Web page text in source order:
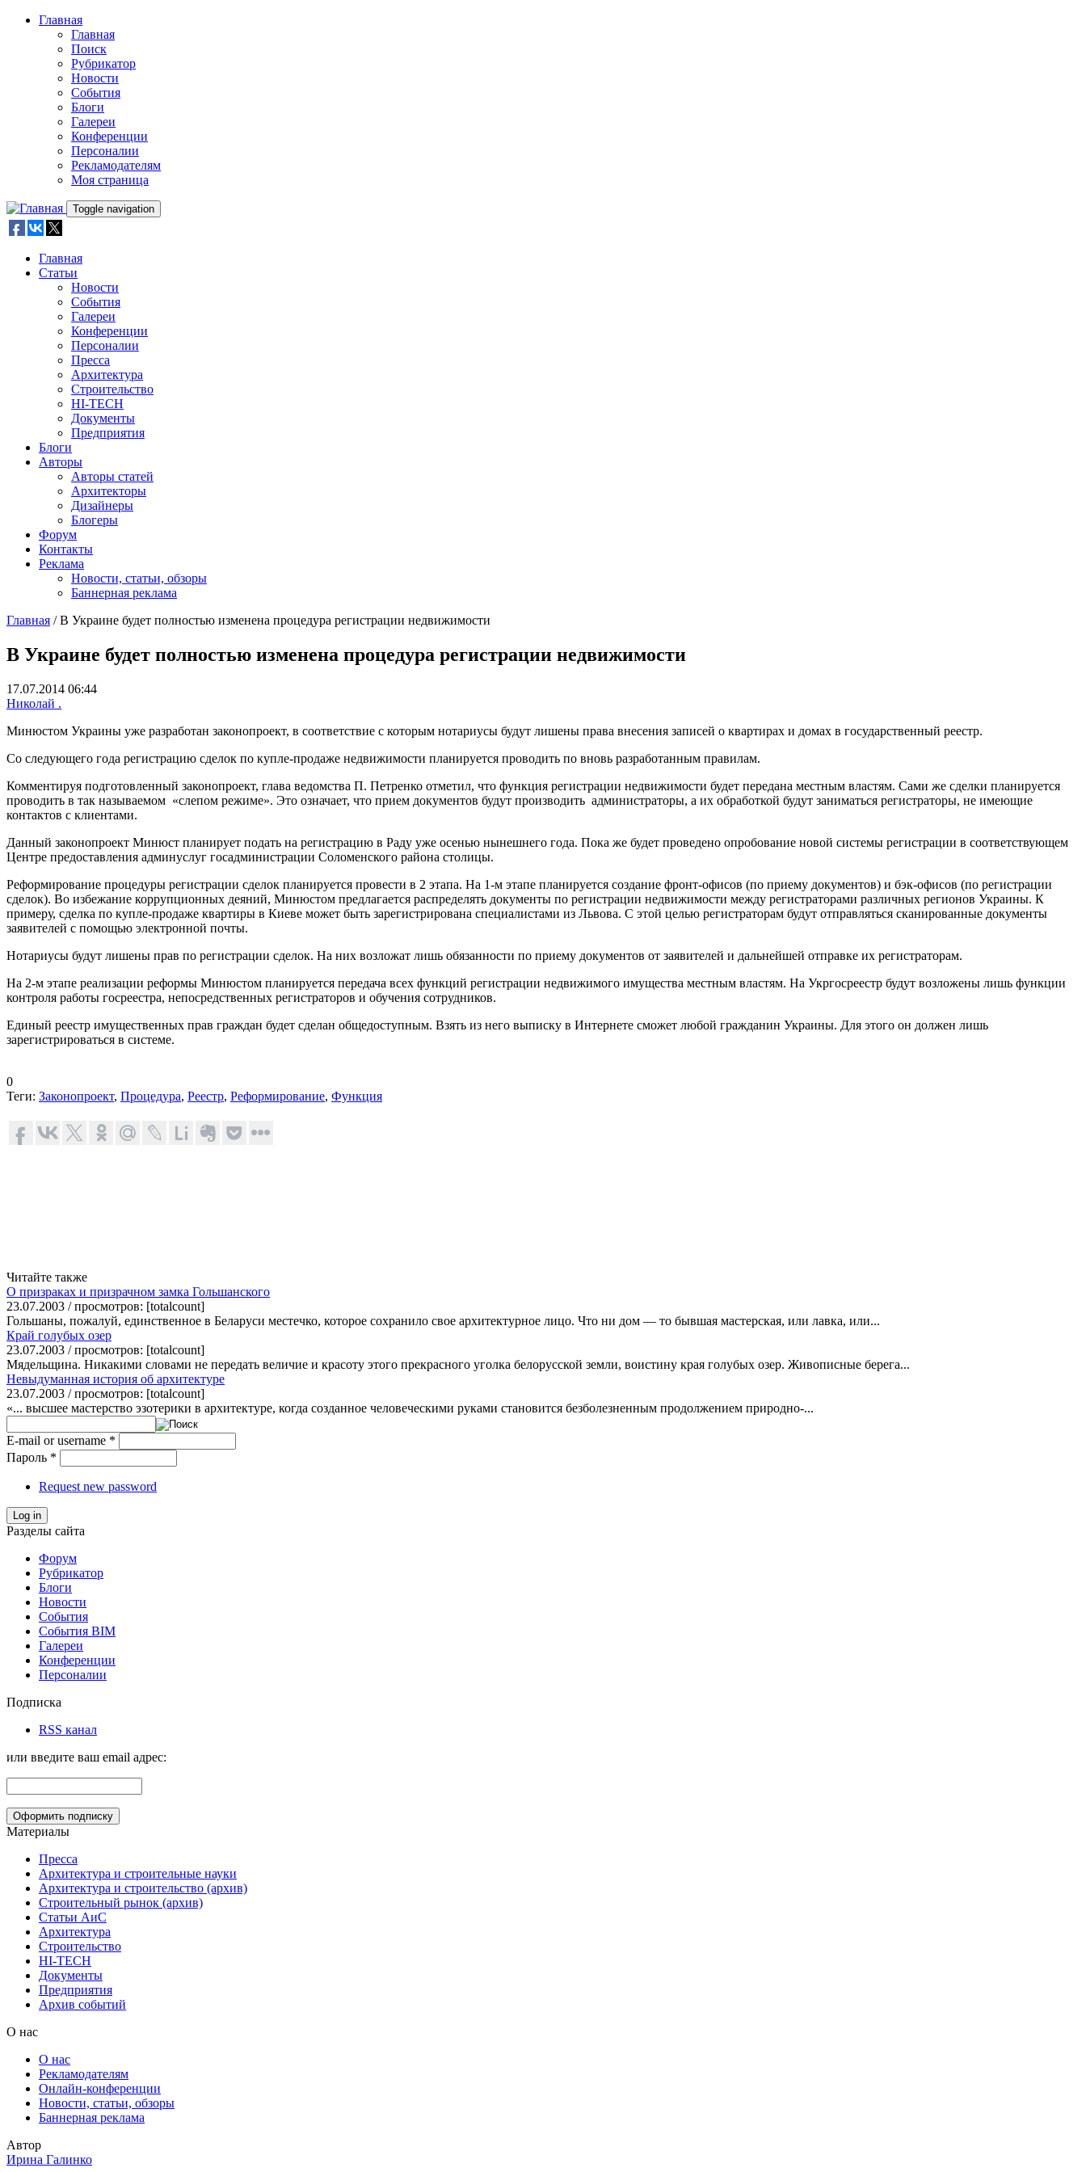
Skip to main content
Главная
Главная
Поиск
Рубрикатор
Новости
События
Блоги
Галереи
Конференции
Персоналии
Рекламодателям
Моя страница
Toggle navigation
Главная
Статьи
Новости
События
Галереи
Конференции
Персоналии
Пресса
Архитектура
Строительство
HI-TECH
Документы
Предприятия
Блоги
Авторы
Авторы статей
Архитекторы
Дизайнеры
Блогеры
Форум
Контакты
Реклама
Новости, статьи, обзоры
Баннерная реклама
Главная / В Украине будет полностью изменена процедура регистрации недвижимости
В Украине будет полностью изменена процедура регистрации недвижимости
17.07.2014 06:44
Николай .
Минюстом Украины уже разработан законопроект, в соответствие с которым нотариусы будут лишены права внесения записей о квартирах и домах в государственный реестр.
Со следующего года регистрацию сделок по купле-продаже недвижимости планируется проводить по вновь разработанным правилам.
Комментируя подготовленный законопроект, глава ведомства П. Петренко отметил, что функция регистрации недвижимости будет передана местным властям. Сами же сделки планируется
проводить в так называемом «слепом режиме». Это означает, что прием документов будут производить администраторы, а их обработкой будут заниматься регистраторы, не имеющие
контактов с клиентами.
Данный законопроект Минюст планирует подать на регистрацию в Раду уже осенью нынешнего года. Пока же будет проведено опробование новой системы регистрации в соответствующем
Центре предоставления админуслуг госадминистрации Соломенского района столицы.
Реформирование процедуры регистрации сделок планируется провести в 2 этапа. На 1-м этапе планируется создание фронт-офисов (по приему документов) и бэк-офисов (по регистрации
сделок). Во избежание коррупционных деяний, Минюстом предлагается распределять документы по регистрации недвижимости между регистраторами различных регионов Украины. К
примеру, сделка по купле-продаже квартиры в Киеве может быть зарегистрирована специалистами из Львова. С этой целью регистраторам будут отправляться сканированные документы
заявителей с помощью электронной почты.
Нотариусы будут лишены прав по регистрации сделок. На них возложат лишь обязанности по приему документов от заявителей и дальнейшей отправке их регистраторам.
На 2-м этапе реализации реформы Минюстом планируется передача всех функций регистрации недвижимого имущества местным властям. На Укргосреестр будут возложены лишь функции
контроля работы госреестра, непосредственных регистраторов и обучения сотрудников.
Единый реестр имущественных прав граждан будет сделан общедоступным. Взять из него выписку в Интернете сможет любой гражданин Украины. Для этого он должен лишь
зарегистрироваться в системе.
0
Теги: Законопроект, Процедура, Реестр, Реформирование, Функция
Читайте также
О призраках и призрачном замка Гольшанского
23.07.2003 / просмотров: [totalcount]
Гольшаны, пожалуй, единственное в Беларуси местечко, которое сохранило свое архитектурное лицо. Что ни дом — то бывшая мастерская, или лавка, или...
Край голубых озер
23.07.2003 / просмотров: [totalcount]
Мядельщина. Никакими словами не передать величие и красоту этого прекрасного уголка белорусской земли, воистину края голубых озер. Живописные берега...
Невыдуманная история об архитектуре
23.07.2003 / просмотров: [totalcount]
«... высшее мастерство эзотерики в архитектуре, когда созданное человеческими руками становится безболезненным продолжением природно-...
E-mail or username *
Пароль *
Request new password
Log in
Разделы сайта
Форум
Рубрикатор
Блоги
Новости
События
События BIM
Галереи
Конференции
Персоналии
Подписка
RSS канал
или введите ваш email адрес:
Материалы
Пресса
Архитектура и строительные науки
Архитектура и строительство (архив)
Строительный рынок (архив)
Статьи АиС
Архитектура
Строительство
HI-TECH
Документы
Предприятия
Архив событий
О нас
О нас
Рекламодателям
Онлайн-конференции
Новости, статьи, обзоры
Баннерная реклама
Автор
Ирина Галинко